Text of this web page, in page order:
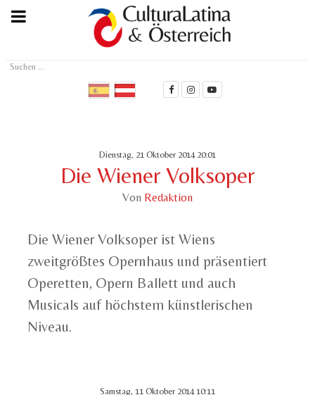
Suchen
Dienstag, 21 Oktober 2014 20:01
Die Wiener Volksoper
Von Redaktion
Die Wiener Volksoper ist Wiens
zweitgrößtes Opernhaus und präsentiert
Operetten, Opern Ballett und auch
Musicals auf höchstem künstlerischen
Niveau.
Samstag, 11 Oktober 2014 10:11